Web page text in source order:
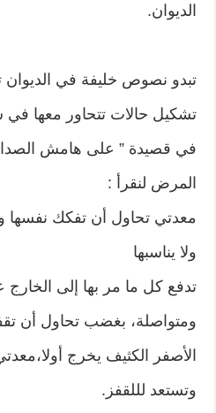
الديوان.
تبدو نصوص خليفة في
تشكيل حالات تتحاور معها في
في قصيدة ” على هامش
المرض لنقرأ :
معدتي تحاول أن تفكك نفسها
ولا يناسبها
تدفع كل ما مر بها إلى الخارج
ومتواصلة، بغضب تحاول أن
الأصفر الكثيف يخرج
وتستعد لللقفز.